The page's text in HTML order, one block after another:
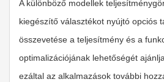
A különböző modellek
kiegészítő választékot nyújtó opciós
összevetése a teljesítmény és a
optimalizációjának lehetőségét
ezáltal az alkalmazások további